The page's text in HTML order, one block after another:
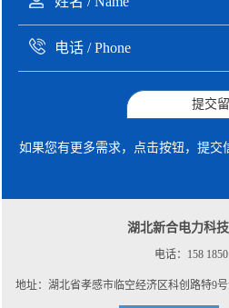
提交
如果您有更多需求，点击按钮，提交
湖北新合电力科
电话：158
地址：湖北省孝感市临空经济区科创路特9